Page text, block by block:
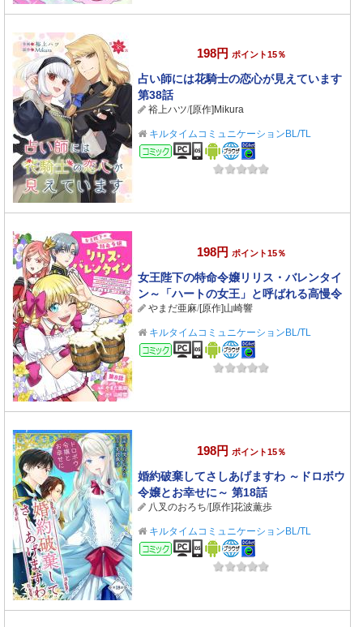
198円 ポイント15％
占い師には花騎士の恋心が見えています
第38話
裕上ハツ/[原作]Mikura
キルタイムコミュニケーションBL/TL
コミック
198円 ポイント15％
女王陛下の特命令嬢リリス・バレンタイ
ン～「ハートの女王」と呼ばれる高慢令
嬢が婚約破棄しようと王子をたぶらかす
ヒロインをスカウトしたら、よりによっ
てとびっきりのバ
やまだ亜麻/[原作]山崎響
キルタイムコミュニケーションBL/TL
コミック
198円 ポイント15％
婚約破棄してさしあげますわ ～ドロボウ
令嬢とお幸せに～ 第18話
八叉のおろち/[原作]花波薫歩
キルタイムコミュニケーションBL/TL
コミック